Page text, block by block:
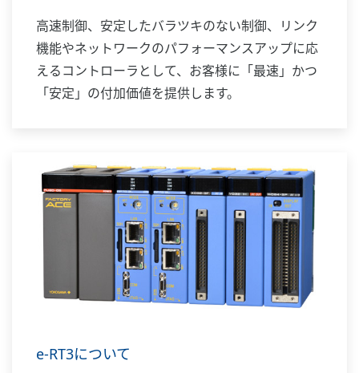
高速制御、安定したバラツキのない制御、リンク
機能やネットワークのパフォーマンスアップに応
えるコントローラとして、お客様に「最速」かつ
「安定」の付加価値を提供します。
e-RT3について